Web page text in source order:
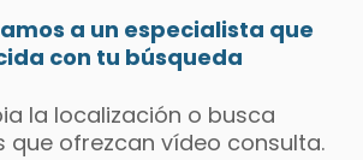
a un especialista que
con tu búsqueda
la localización o busca
que ofrezcan vídeo consulta.